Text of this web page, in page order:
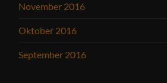
November 2016
Oktober 2016
September 2016